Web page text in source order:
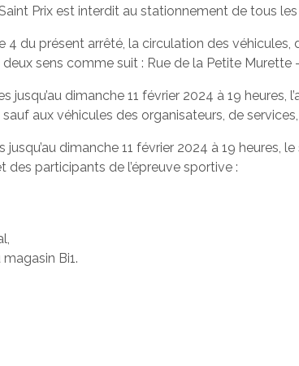
Prix est interdit au stationnement de tous
4 du présent arrêté, la circulation des
sens comme suit : Rue de la Petite Murette
dimanche 11 février 2024 à 19 heures,
aux véhicules des organisateurs, de
dimanche 11 février 2024 à 19 heures,
participants de l’épreuve sportive :
Bi1.